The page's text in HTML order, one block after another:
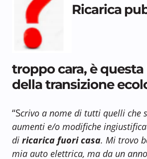
Ricarica
troppo cara, è questa
della transizione
“Scrivo a nome di tutti quelli che
aumenti e/o modifiche
di ricarica fuori casa. Mi trovo
mia auto elettrica, ma da un